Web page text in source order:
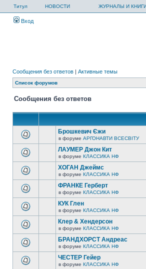
Титул НОВОСТИ ЖУРНАЛЫ И
Вход
Сообщения без ответов | Активные темы
Список форумов
Сообщения без ответов
Брошкевич Єжи
в форуме АРГОНАВТИ ВСЕСВIТУ
ЛАУМЕР Джон Кит
в форуме КЛАССИКА НФ
ХОГАН Джеймс
в форуме КЛАССИКА НФ
ФРАНКЕ Герберт
в форуме КЛАССИКА НФ
КУК Глен
в форуме КЛАССИКА НФ
Клер & Хендерсон
в форуме КЛАССИКА НФ
БРАНДХОРСТ Андреас
в форуме КЛАССИКА НФ
ЧЕСТЕР Гейер
в форуме КЛАССИКА НФ